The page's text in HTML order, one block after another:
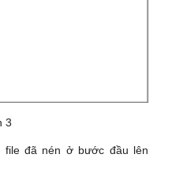
3
file đã nén ở bước đầu lên